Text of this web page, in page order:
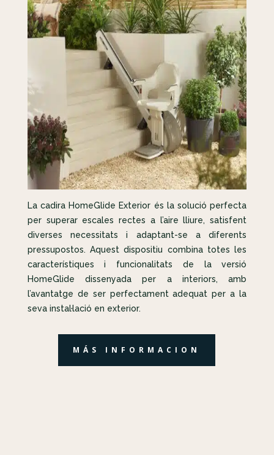
La cadira HomeGlide Exterior és la solució perfecta
per superar escales rectes a l’aire lliure, satisfent
diverses necessitats i adaptant-se a diferents
pressupostos. Aquest dispositiu combina totes les
característiques i funcionalitats de la versió
HomeGlide dissenyada per a interiors, amb
l’avantatge de ser perfectament adequat per a la
seva instal·lació en exterior.
MÁS INFORMACION